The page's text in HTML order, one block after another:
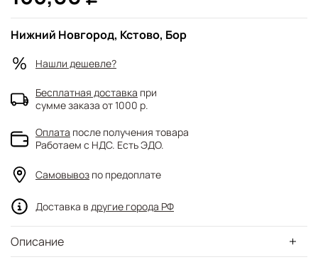
Описание
Нижний Новгород, Кстово, Бор
Нашли дешевле?
Бесплатная доставка при
сумме заказа от 1000 р.
Оплата после получения товара
Работаем с НДС. Есть ЭДО.
Самовывоз по предоплате
Доставка в другие города РФ